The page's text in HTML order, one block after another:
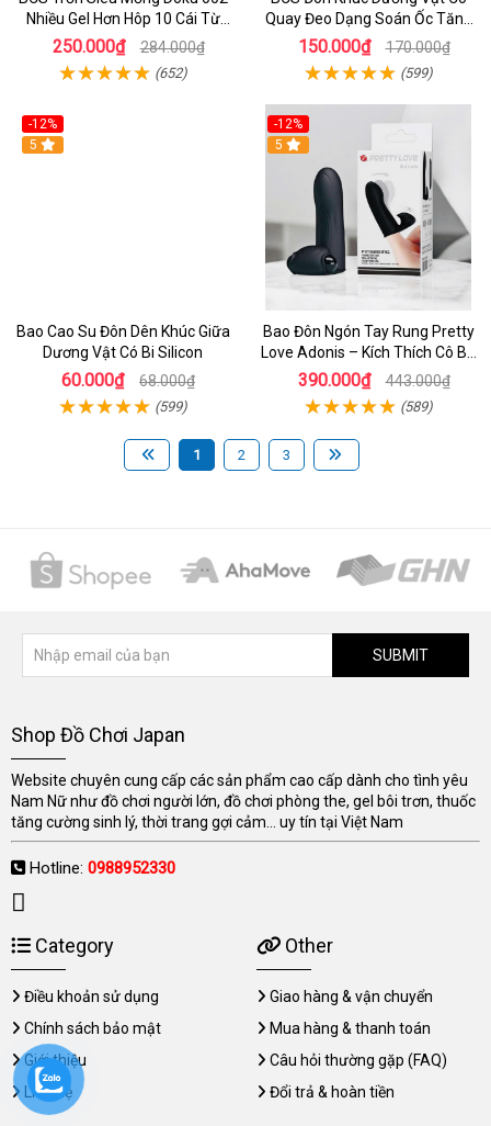
Nhiều Gel Hơn Hôp 10 Cái Từ
Hàn Quốc
250.000₫ 284.000₫
(652)
Quay Đeo Dạng Soán Ốc Tăng
Khoái Cảm Cho Cặp Đôi
150.000₫ 170.000₫
(599)
-12%
5
Bao Cao Su Đôn Dên Khúc Giữa
Dương Vật Có Bi Silicon
60.000₫ 68.000₫
(599)
-12%
5
Bao Đôn Ngón Tay Rung Pretty
Love Adonis – Kích Thích Cô Bé
Cực Mạnh, Dễ Lên Đỉnh Nhanh
390.000₫ 443.000₫
(589)
1 2 3
SUBMIT
Shop Đồ Chơi Japan
Website chuyên cung cấp các sản phẩm cao cấp dành cho tình yêu
Nam Nữ như đồ chơi người lớn, đồ chơi phòng the, gel bôi trơn, thuốc
tăng cường sinh lý, thời trang gợi cảm... uy tín tại Việt Nam
Hotline: 0988952330
Category
Điều khoản sử dụng
Chính sách bảo mật
Giới thiệu
Liên hệ
Other
Giao hàng & vận chuyển
Mua hàng & thanh toán
Câu hỏi thường gặp (FAQ)
Đổi trả & hoàn tiền